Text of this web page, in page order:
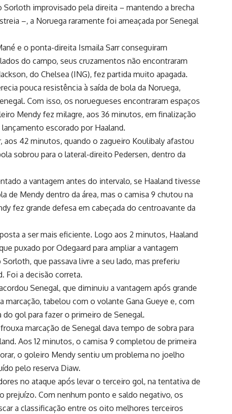
improvisado pela direita – mantendo a brecha
–, a Noruega raramente foi ameaçada por Senegal
e o ponta-direita Ismaila Sarr conseguiram
do campo, seus cruzamentos não encontraram
do Chelsea (ING), fez partida muito apagada.
pouca resistência à saída de bola da Noruega,
Com isso, os noruegueses encontraram espaços
Mendy fez milagre, aos 36 minutos, em finalização
escorado por Haaland.
aos 42 minutos, quando o zagueiro Koulibaly afastou
sobrou para o lateral-direito Pedersen, dentro da
a vantagem antes do intervalo, se Haaland tivesse
de Mendy dentro da área, mas o camisa 9 chutou na
fez grande defesa em cabeçada do centroavante da
a ser mais eficiente. Logo aos 2 minutos, Haaland
puxado por Odegaard para ampliar a vantagem
que passava livre a seu lado, mas preferiu
Foi a decisão correta.
Senegal, que diminuiu a vantagem após grande
marcação, tabelou com o volante Gana Gueye e, com
gol para fazer o primeiro de Senegal.
marcação de Senegal dava tempo de sobra para
Aos 12 minutos, o camisa 9 completou de primeira
o goleiro Mendy sentiu um problema no joelho
pelo reserva Diaw.
no ataque após levar o terceiro gol, na tentativa de
prejuízo. Com nenhum ponto e saldo negativo, os
a classificação entre os oito melhores terceiros